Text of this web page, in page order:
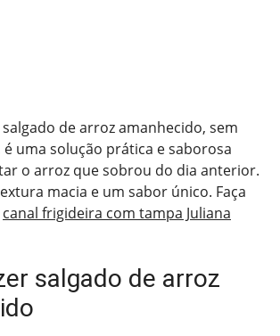
de arroz amanhecido, sem
uma solução prática e saborosa
o arroz que sobrou do dia anterior.
macia e um sabor único. Faça
canal frigideira com tampa Juliana
salgado de arroz